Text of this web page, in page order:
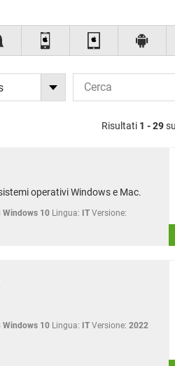
Risultati 1 - 29
operativi Windows e Mac.
Windows 10 Lingua: IT Versione:
Windows 10 Lingua: IT Versione: 2022